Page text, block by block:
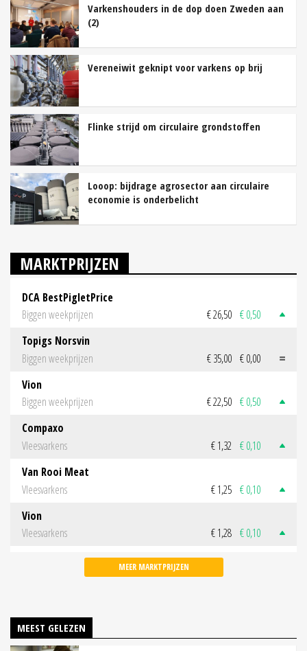
Varkenshouders in de dop doen Zweden aan
(2)
Vereneiwit geknipt voor varkens op brij
Flinke strijd om circulaire grondstoffen
Looop: bijdrage agrosector aan circulaire
economie is onderbelicht
MARKTPRIJZEN
DCA BestPigletPrice
Biggen weekprijzen
€ 26,50 € 0,50
Topigs Norsvin
Biggen weekprijzen
€ 35,00 € 0,00
Vion
Biggen weekprijzen
€ 22,50 € 0,50
Compaxo
Vleesvarkens
€ 1,32 € 0,10
Van Rooi Meat
Vleesvarkens
€ 1,25 € 0,10
Vion
Vleesvarkens
€ 1,28 € 0,10
MEER MARKTPRIJZEN
MEEST GELEZEN